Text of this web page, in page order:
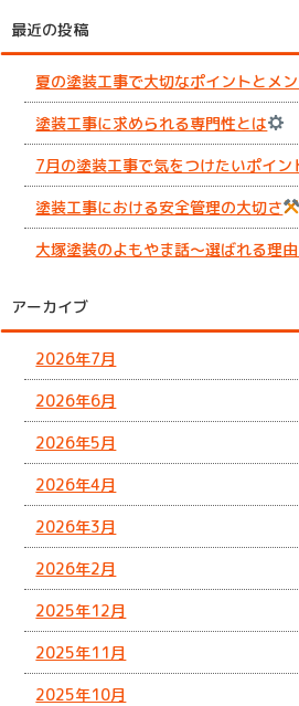
最近の投稿
夏の塗装工事で大切なポイントとメ
塗装工事に求められる専門性とは
7月の塗装工事で気をつけたいポイン
塗装工事における安全管理の大切さ
大塚塗装のよもやま話～選ばれる理由
アーカイブ
2026年7月
2026年6月
2026年5月
2026年4月
2026年3月
2026年2月
2025年12月
2025年11月
2025年10月